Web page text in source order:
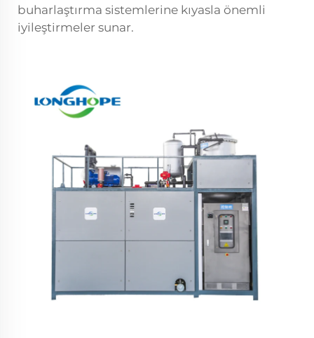
buharlaştırma sistemlerine kıyasla önemli
iyileştirmeler sunar.